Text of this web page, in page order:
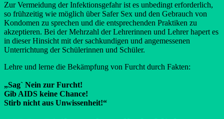
Zur Vermeidung der Infektionsgefahr ist es unbedingt erforderlich,
so frühzeitig wie möglich über Safer Sex und den Gebrauch von
Kondomen zu sprechen und die entsprechenden Praktiken zu
akzeptieren. Bei der Mehrzahl der Lehrerinnen und Lehrer hapert es
in dieser Hinsicht mit der sachkundigen und angemessenen
Unterrichtung der Schülerinnen und Schüler.
Lehre und lerne die Bekämpfung von Furcht durch Fakten:
„Sag` Nein zur Furcht!
Gib AIDS keine Chance!
Stirb nicht aus Unwissenheit!“